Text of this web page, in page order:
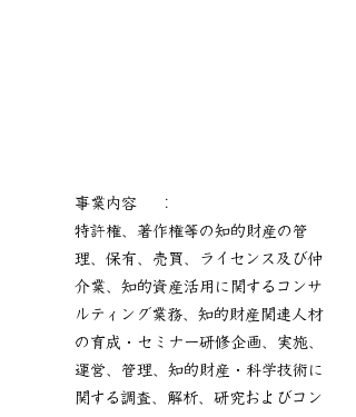
事業内容 ：
特許権、著作権等の知的財産の管
理、保有、売買、ライセンス及び仲
介業、知的資産活用に関するコンサ
ルティング業務、知的財産関連人材
の育成・セミナー研修企画、実施、
運営、管理、知的財産・科学技術に
関する調査、解析、研究およびコン